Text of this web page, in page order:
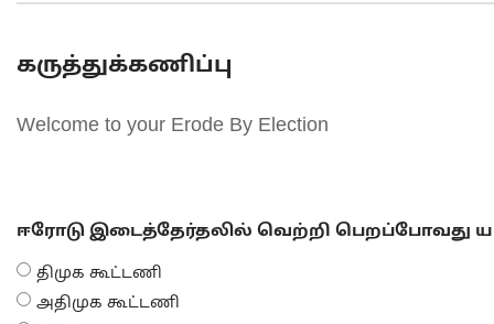
கருத்துக்கணிப்பு
Welcome to your Erode By Election
ஈரோடு இடைத்தேர்தலில் வெற்றி பெறப்போவது
திமுக கூட்டணி
அதிமுக கூட்டணி